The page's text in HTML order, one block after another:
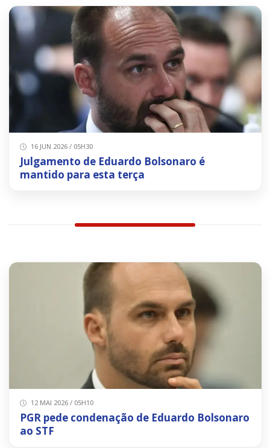
16 JUN 2026 / 05H30
Julgamento de Eduardo Bolsonaro é
mantido para esta terça
12 MAI 2026 / 05H10
PGR pede condenação de Eduardo Bolsonaro
ao STF